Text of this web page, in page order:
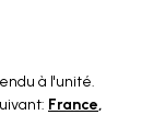
à l'unité.
France,